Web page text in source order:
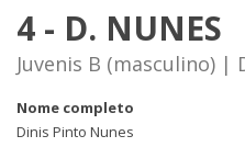
4 - D. NUNES
Juvenis B (masculino) |
Nome completo
Dinis Pinto Nunes